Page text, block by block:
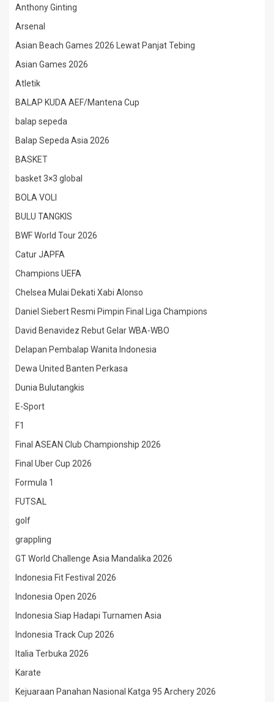
Anthony Ginting
Arsenal
Asian Beach Games 2026 Lewat Panjat Tebing
Asian Games 2026
Atletik
BALAP KUDA AEF/Mantena Cup
balap sepeda
Balap Sepeda Asia 2026
BASKET
basket 3×3 global
BOLA VOLI
BULU TANGKIS
BWF World Tour 2026
Catur JAPFA
Champions UEFA
Chelsea Mulai Dekati Xabi Alonso
Daniel Siebert Resmi Pimpin Final Liga Champions
David Benavidez Rebut Gelar WBA-WBO
Delapan Pembalap Wanita Indonesia
Dewa United Banten Perkasa
Dunia Bulutangkis
E-Sport
F1
Final ASEAN Club Championship 2026
Final Uber Cup 2026
Formula 1
FUTSAL
golf
grappling
GT World Challenge Asia Mandalika 2026
Indonesia Fit Festival 2026
Indonesia Open 2026
Indonesia Siap Hadapi Turnamen Asia
Indonesia Track Cup 2026
Italia Terbuka 2026
Karate
Kejuaraan Panahan Nasional Katga 95 Archery 2026